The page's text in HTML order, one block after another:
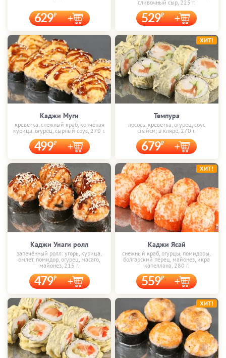
629
сливочный сыр, 225 г.
529
Каджи Муги
креветка, снежный краб, копчёная
курица, огурец, сырный соус, 270 г.
499
Темпура
лосось, креветка, огурец, соус
спайси; в кляре, 270 г.
679
ХИТ!
Каджи Унаги ролл
запечённый ролл: угорь, курица,
омлет, помидор, огурец, масаго,
майонез, 215 г.
479
Каджи Ясай
снежный краб, огурцы, помидоры,
болгарский перец, майонез, икра
капеллана, 280 г.
559
ХИТ!
ХИТ!